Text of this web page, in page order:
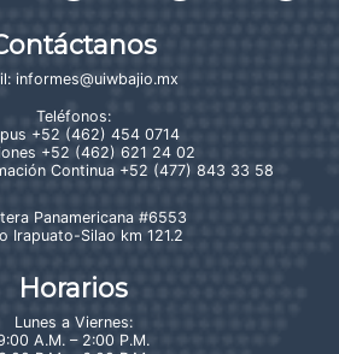
informes@uiwbajio.mx
Teléfonos:
+52 (462) 454 0714
+52 (462) 621 24 02
Continua +52 (477) 843 33 58
Panamericana #6553
Irapuato-Silao km 121.2
Horarios
Lunes a Viernes:
A.M. – 2:00 P.M.